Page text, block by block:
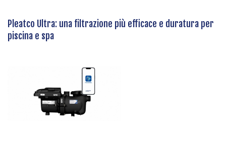
Pleatco Ultra: una filtrazione più efficace e duratura per
piscina e spa